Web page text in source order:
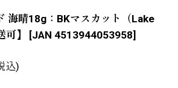
海晴18g：BKマスカット（Lake
】
[JAN 4513944053958]
込)